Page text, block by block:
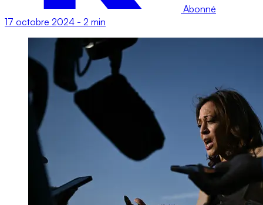
Abonné
17 octobre 2024 - 2 min